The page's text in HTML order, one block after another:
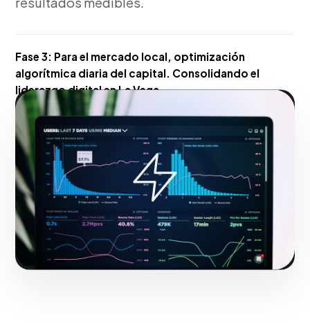
Fase 3: Para el mercado local, optimización
algorítmica diaria del capital. Consolidando el
liderazgo digital en La Vega.
Hacerlo realidad